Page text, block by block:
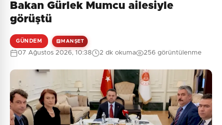
Bakan Gürlek Mumcu ailesiyle
görüştü
GÜNDEM MANŞET
07 Ağustos 2026, 10:38 2 dk okuma 256 görüntülenme